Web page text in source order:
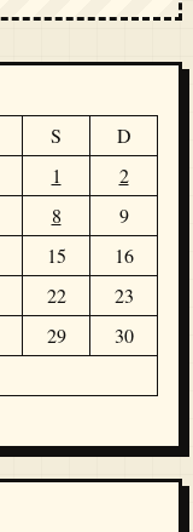
S
D
1
2
8
9
15
16
22
23
29
30